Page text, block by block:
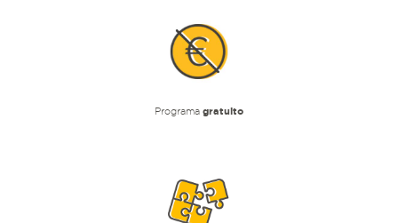
Programa gratuito